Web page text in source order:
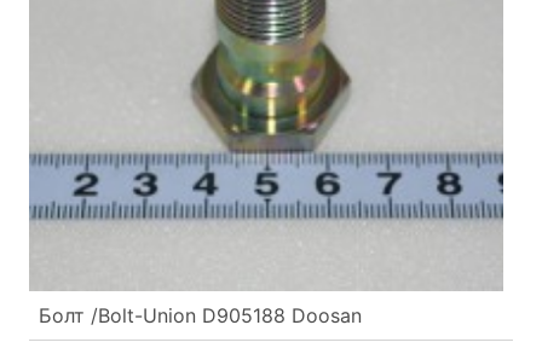
Болт /Bolt-Union D905188 Doosan